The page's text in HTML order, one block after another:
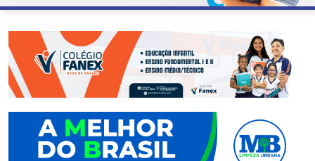
ABASTECIMENTO
AÇÃO
SOCIAL
ADMINISTRAÇÃO